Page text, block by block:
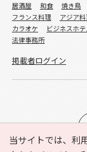
当サイトでは、利
居酒屋 和食 焼き鳥
フランス料理
アジア
カラオケ
ビジネスホ
法律事務所
掲載者ログイン